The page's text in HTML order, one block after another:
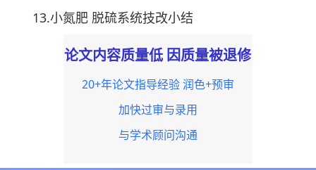
13.小氮肥 脱硫系统技改小结
论文内容质量低 因质量被退修
20+年论文指导经验 润色+预审
加快过审与录用
与学术顾问沟通